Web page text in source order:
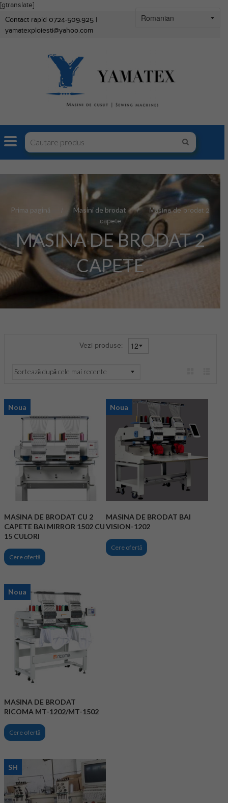
[gtranslate]
Contact rapid 0724-509.925 |
yamatexploiesti@yahoo.com
Prima pagină Masini de brodat
Masina de brodat 2
capete
MASINA DE BRODAT 2
CAPETE
Vezi produse:
Noua
MASINA DE BRODAT CU 2
CAPETE BAI MIRROR 1502 CU
15 CULORI
Cere ofertă
Noua
MASINA DE BRODAT BAI
VISION-1202
Cere ofertă
Noua
MASINA DE BRODAT
RICOMA MT-1202/MT-1502
Cere ofertă
SH